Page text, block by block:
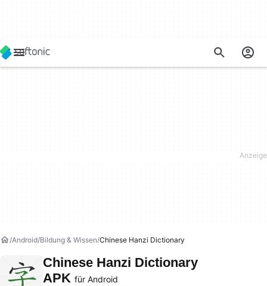
Android Bildung & Wissen Chinese Hanzi Dictionary
Chinese Hanzi Dictionary
APK für Android